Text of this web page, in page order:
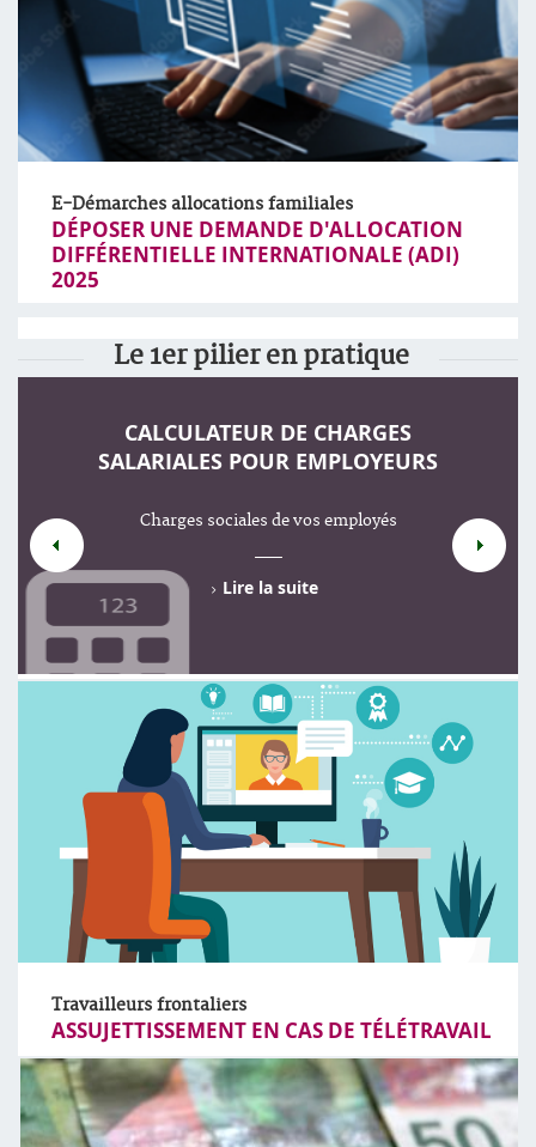
E-Démarches allocations familiales
DÉPOSER UNE DEMANDE D'ALLOCATION
DIFFÉRENTIELLE INTERNATIONALE (ADI)
2025
Le 1er pilier en pratique
CALCULATEUR DE CHARGES
SALARIALES POUR EMPLOYEURS
Charges sociales de vos employés
Lire la suite
Travailleurs frontaliers
ASSUJETTISSEMENT EN CAS DE TÉLÉTRAVAIL